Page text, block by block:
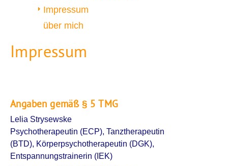
Impressum
über mich
Impressum
Angaben gemäß § 5 TMG
Lelia Strysewske
Psychotherapeutin (ECP), Tanztherapeutin
(BTD), Körperpsychotherapeutin (DGK),
Entspannungstrainerin (IEK)